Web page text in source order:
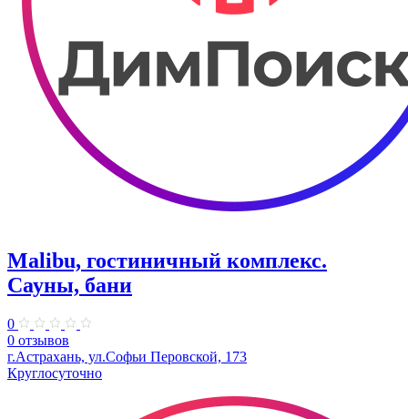
Malibu, гостиничный комплекс.
Сауны, бани
0
0 отзывов
г.Астрахань, ул.Софьи Перовской, 173
Круглосуточно